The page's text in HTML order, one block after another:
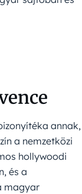
annak,
a nemzetközi
hollywoodi
és a
magyar